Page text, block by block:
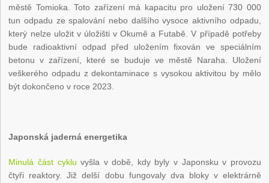
městě Tomioka. Toto zařízení má kapacitu pro uložení 730 000
tun odpadu ze spalování nebo dalšího vysoce aktivního odpadu,
který nelze uložit v úložišti v Okumě a Futabě. V případě potřeby
bude radioaktivní odpad před uložením fixován ve speciálním
betonu v zařízení, které se buduje ve městě Naraha. Uložení
veškerého odpadu z dekontaminace s vysokou aktivitou by mělo
být dokončeno v roce 2023.
Japonská jaderná energetika
Minulá část cyklu vyšla v době, kdy byly v Japonsku v provozu
čtyři reaktory. Již delší dobu fungovaly dva bloky v elektrárně